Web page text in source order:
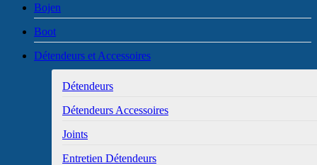
Bojen
Boot
Détendeurs et Accessoires
Détendeurs
Détendeurs Accessoires
Joints
Entretien Détendeurs